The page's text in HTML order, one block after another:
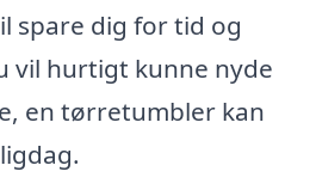
spare dig for tid og
vil hurtigt kunne nyde
en tørretumbler kan